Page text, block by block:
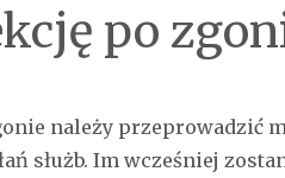
po
należy przeprowadzić
służb. Im wcześniej